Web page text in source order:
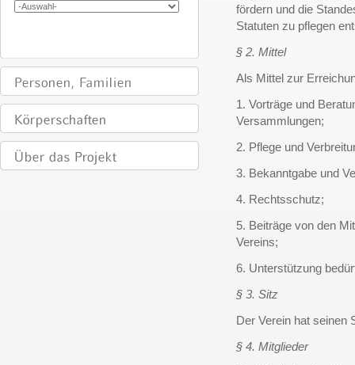
fördern und die
Statuten zu pflegen
§ 2. Mittel
Als Mittel zur
1. Vorträge und
Versammlungen;
2. Pflege und
3. Bekanntgabe und
4. Rechtsschutz;
5. Beiträge von den
Vereins;
6. Unterstützung
§ 3. Sitz
Der Verein hat seinen
§ 4. Mitglieder